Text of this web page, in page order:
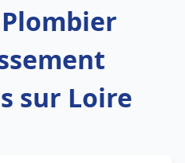
sur Loire